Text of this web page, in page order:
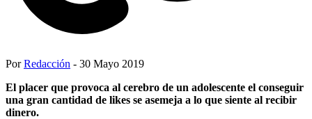
PorRedacción - 30 Mayo 2019
El placer que provoca al cerebro de un adolescente el conseguir
una gran cantidad de likes se asemeja a lo que siente al recibir
dinero.